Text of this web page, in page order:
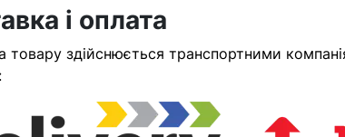
і оплата
товару здійснюється транспортними